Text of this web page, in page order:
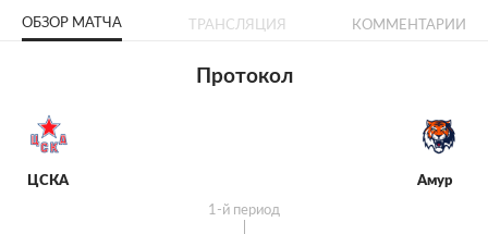
ОБЗОР МАТЧА ТРАНСЛЯЦИЯ КОММЕНТАРИИ
Протокол
ЦСКА Амур
1-й период